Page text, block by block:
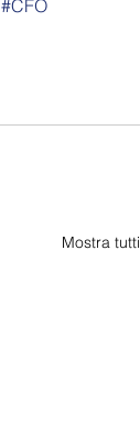
#CFO
Mostra tutti